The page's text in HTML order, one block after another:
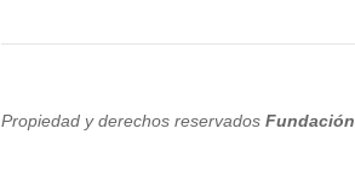
Propiedad y derechos reservados